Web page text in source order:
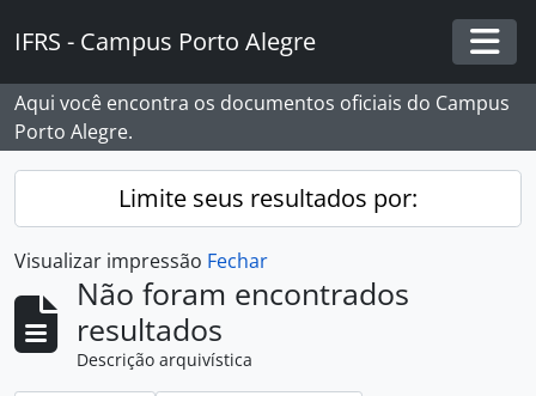
IFRS - Campus Porto Alegre
Aqui você encontra os documentos oficiais do Campus
Porto Alegre.
Limite seus resultados por:
Visualizar impressão Fechar
Não foram encontrados
resultados
Descrição arquivística